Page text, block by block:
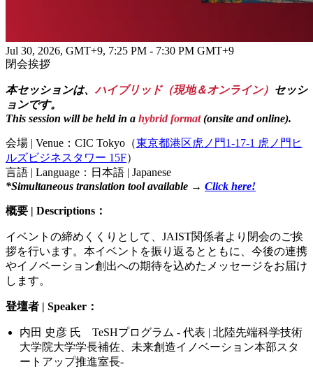
Jul 30, 2026, GMT+9, 7:25 PM - 7:30 PM GMT+9
閉会挨拶
本セッションは、 ハイブリッド（現地＆オンライン） セッシ
ョンです。
This session will be held in a hybrid format(onsite and online).
会場 | Venue：CIC Tokyo（東京都港区虎ノ門1-17-1 虎ノ門ヒ
ルズビジネスタワー 15F）
言語 | Language：日本語 | Japanese
*Simultaneous translation tool available → Click here!
概要 | Descriptions：
イベントの締めくくりとして、JAIST関係者より閉会のご挨
拶を行います。本イベントを振り返るとともに、今後の連携
やイノベーション創出への期待を込めたメッセージをお届け
します。
登壇者 | Speaker：
内田 史彦 氏 TeSHプログラム - 代表 | 北陸先端科学技術
大学院大学学長補佐、未来創造イノベーション本部スタ
ートアップ推進室長-